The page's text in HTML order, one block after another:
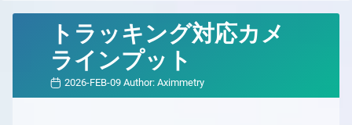
バーチャルプロダクションワークフロー
バーチャルプロダクションの定義とそのメリット
バーチャルプロダクション用の異なるスタジオ
バーチャルプロダクション用の異なるスタジオ
トラッキング対応カメ
ラインプット
2026-FEB-09 Author: Aximmetry